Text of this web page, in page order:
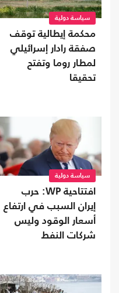
سياسة دولية
محكمة إيطالية توقف
صفقة رادار إسرائيلي
لمطار روما وتفتح
تحقيقا
سياسة دولية
افتتاحية WP: حرب
إيران السبب في ارتفاع
أسعار الوقود وليس
شركات النفط